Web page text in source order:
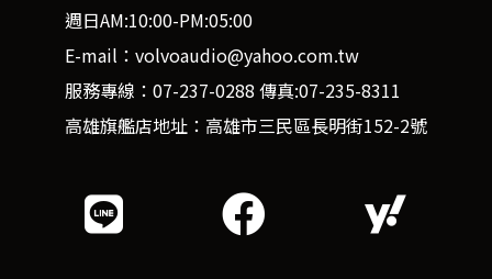
週日AM:10:00-PM:05:00
E-mail：volvoaudio@yahoo.com.tw
服務專線：07-237-0288 傳真:07-235-8311
高雄旗艦店地址：高雄市三民區長明街152-2號